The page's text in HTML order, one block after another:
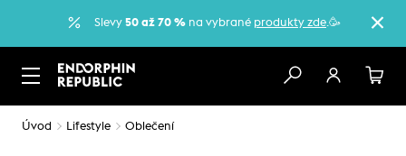
Slevy 50 až 70 % na vybrané produkty zde.🥳
Úvod Lifestyle Oblečení